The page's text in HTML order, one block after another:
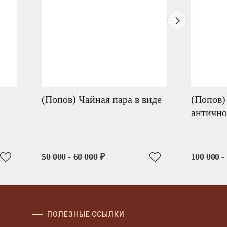
(Попов) Чайная пара в виде
50 000 - 60 000 ₽ 100 000
ПОЛЕЗНЫЕ ССЫЛКИ